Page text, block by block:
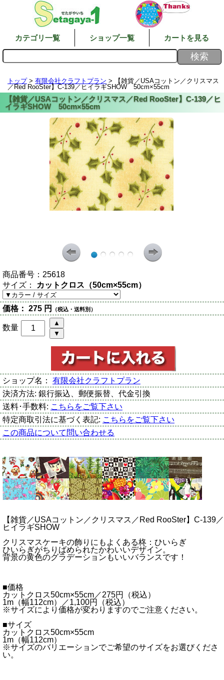
カテゴリ一覧 ショップ一覧 カートを見る
トップ> 有限会社クラフトプラン > 【雑貨／USAコットン／クリスマス
／Red RooSter】C-139／ヒイラギSHOW 50cm×55cm
商品番号： 25618
サイズ： カットクロス（50cm×55cm）
価格： 275 円 （税込・送料別）
数量
ショップ名： 有限会社クラフトプラン
決済方法: 銀行振込、郵便振替、代金引換
送料･手数料: こちらをご覧下さい
特定商取引法に基づく表記: こちらをご覧下さい
この商品について問い合わせる
【雑貨／USAコットン／クリスマス／Red RooSter】C-139／
ヒイラギSHOW
クリスマスケーキの飾りにもよくある柊：ひいらぎ
ひいらぎがちりばめられたかわいいデザイン。
背景の黄色のグラデーションもいいバランスです！
■価格
カットクロス50cm×55cm／275円（税込）
1m（幅112cm）／1,100円（税込）
※サイズにより価格が変わりますのでご注意ください。
■サイズ
カットクロス50cm×55cm
1m（幅112cm）
※サイズのバリエーションでご希望のサイズをお選びくださ
い。